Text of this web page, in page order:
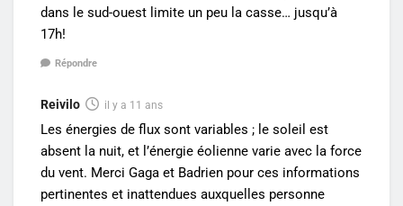
dans le sud-ouest limite un peu la casse… jusqu’à
17h!
Répondre
Reivilo il y a 11 ans
Les énergies de flux sont variables ; le soleil est
absent la nuit, et l’énergie éolienne varie avec la force
du vent. Merci Gaga et Badrien pour ces informations
pertinentes et inattendues auxquelles personne